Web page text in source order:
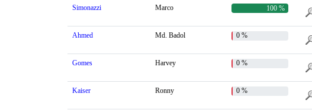
Simonazzi Marco 100 %
Ahmed Md. Badol 0 %
Gomes Harvey 0 %
Kaiser Ronny 0 %